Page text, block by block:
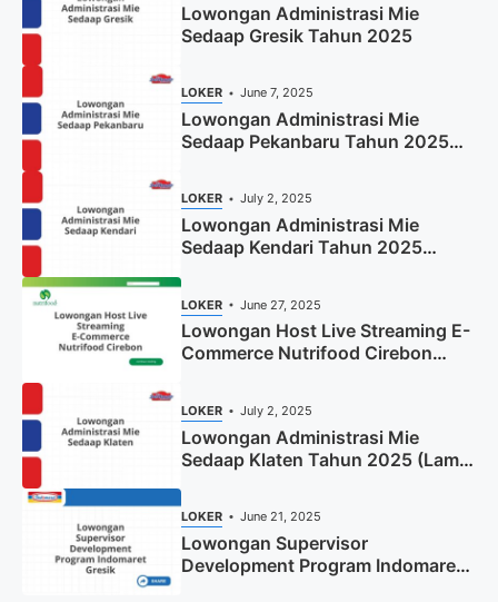
Lowongan Administrasi Mie
Sedaap Gresik Tahun 2025
LOKER June 7, 2025
Lowongan Administrasi Mie
Sedaap Pekanbaru Tahun 2025
LOKER July 2, 2025
Lowongan Administrasi Mie
Sedaap Kendari Tahun 2025
LOKER June 27, 2025
Lowongan Host Live Streaming E-
Commerce Nutrifood Cirebon
LOKER July 2, 2025
Lowongan Administrasi Mie
Sedaap Klaten Tahun 2025 (Lamar
LOKER June 21, 2025
Lowongan Supervisor
Development Program Indomaret